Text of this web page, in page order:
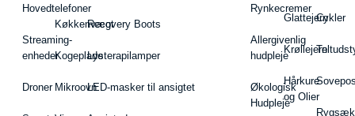
Hovedtelefoner
Streaming-
enheder
Droner
Køkkenvægt
Kogeplade
Mikroovn
Recovery Boots
Lysterapilamper
LED-masker til ansigtet
Rynkecremer
Allergivenlig
hudpleje
Økologisk
Hudpleje
Glattejern
Krøllejern
Hårkure
og Olier
Cykler